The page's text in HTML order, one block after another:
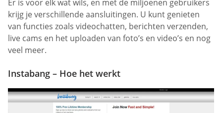
Er is voor elk wat wils, en met de miljoenen gebruikers
krijg je verschillende aansluitingen. U kunt genieten
van functies zoals videochatten, berichten verzenden,
live cams en het uploaden van foto’s en video’s en nog
veel meer.
Instabang – Hoe het werkt